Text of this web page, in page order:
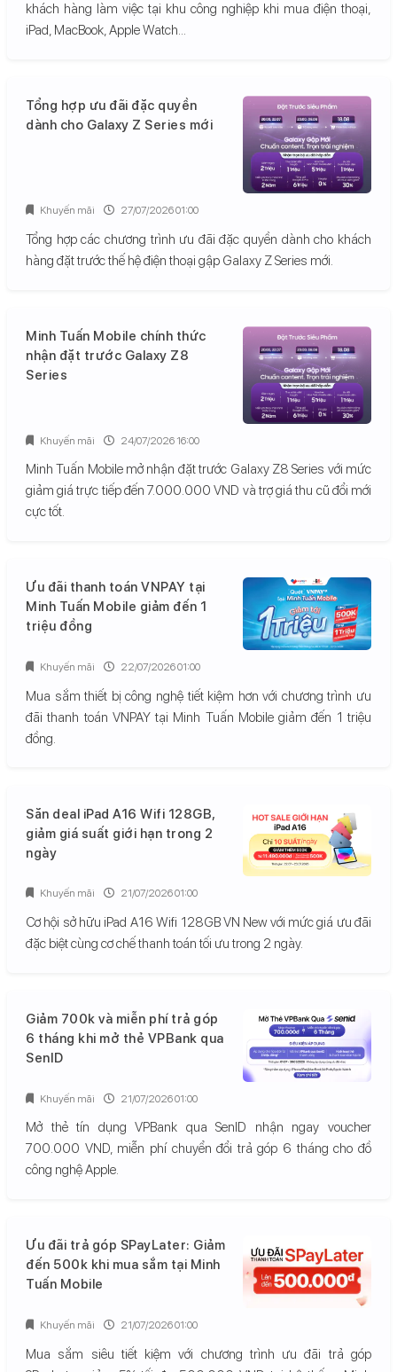
khách hàng làm việc tại khu công nghiệp khi mua điện thoại,
iPad, MacBook, Apple Watch...
Tổng hợp ưu đãi đặc quyền
dành cho Galaxy Z Series mới
Tổng hợp các chương trình ưu đãi đặc quyền dành cho khách
hàng đặt trước thế hệ điện thoại gập Galaxy Z Series mới.
Khuyến mãi 27/07/2026 01:00
Minh Tuấn Mobile chính thức
nhận đặt trước Galaxy Z8
Series
Minh Tuấn Mobile mở nhận đặt trước Galaxy Z8 Series với mức
giảm giá trực tiếp đến 7.000.000 VND và trợ giá thu cũ đổi mới
cực tốt.
Khuyến mãi 24/07/2026 16:00
Ưu đãi thanh toán VNPAY tại
Minh Tuấn Mobile giảm đến 1
triệu đồng
Mua sắm thiết bị công nghệ tiết kiệm hơn với chương trình ưu
đãi thanh toán VNPAY tại Minh Tuấn Mobile giảm đến 1 triệu
đồng.
Khuyến mãi 22/07/2026 01:00
Săn deal iPad A16 Wifi 128GB,
giảm giá suất giới hạn trong 2
ngày
Cơ hội sở hữu iPad A16 Wifi 128GB VN New với mức giá ưu đãi
đặc biệt cùng cơ chế thanh toán tối ưu trong 2 ngày.
Khuyến mãi 21/07/2026 01:00
Giảm 700k và miễn phí trả góp
6 tháng khi mở thẻ VPBank qua
SenID
Mở thẻ tín dụng VPBank qua SenID nhận ngay voucher
700.000 VND, miễn phí chuyển đổi trả góp 6 tháng cho đồ
công nghệ Apple.
Khuyến mãi 21/07/2026 01:00
Ưu đãi trả góp SPayLater: Giảm
đến 500k khi mua sắm tại Minh
Tuấn Mobile
Mua sắm siêu tiết kiệm với chương trình ưu đãi trả góp
Khuyến mãi 21/07/2026 01:00